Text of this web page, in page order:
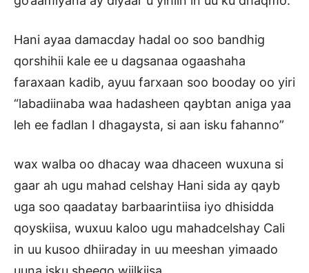
Hani ayaa damacday hadal oo soo bandhig
qorshihii kale ee u dagsanaa ogaashaha
faraxaan kadib, ayuu farxaan soo booday oo yiri
“labadiinaba waa hadasheen qaybtan aniga yaa
leh ee fadlan I dhagaysta, si aan isku fahanno”
wax walba oo dhacay waa dhaceen wuxuna si
gaar ah ugu mahad celshay Hani sida ay qayb
uga soo qaadatay barbaarintiisa iyo dhisidda
qoyskiisa, wuxuu kaloo ugu mahadcelshay Cali
in uu kusoo dhiiraday in uu meeshan yimaado